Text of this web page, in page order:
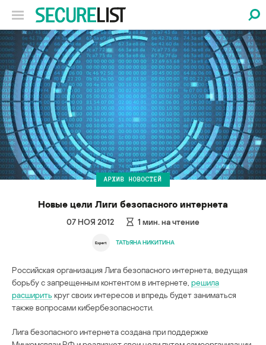
АРХИВ НОВОСТЕЙ
Новые цели Лиги безопасного интернета
07 НОЯ 2012 1 мин. на чтение
ТАТЬЯНА НИКИТИНА
Российская организация Лига безопасного интернета, ведущая
борьбу с запрещенным контентом в интернете, решила
расширить круг своих интересов и впредь будет заниматься
также вопросами кибербезопасности.
Лига безопасного интернета создана при поддержке